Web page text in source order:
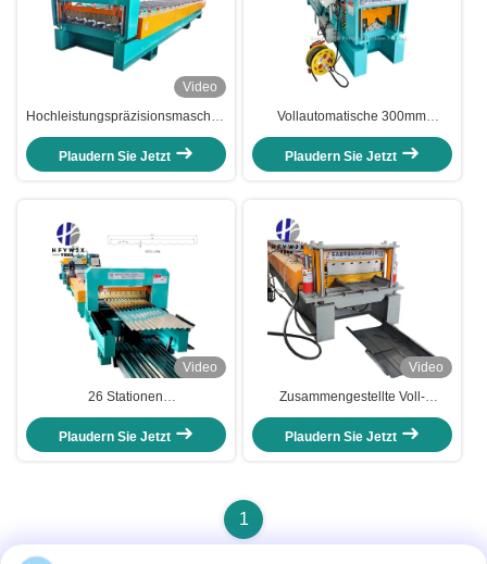
Video
Hochleistungspräzisionsmaschine
für die Trapezform von 1000 mm
mit Energieeinsparfunktionen
Plaudern Sie Jetzt
Vollautomatische 300mm
Fertigbreitengürtel-
Rollformmaschine mit
Hydraulikpresse für
Plaudern Sie Jetzt
Video
26 Stationen
Wellplattenrollenformmaschine
PLC intelligente Steuerung
Plaudern Sie Jetzt
Video
Zusammengestellte Voll-
Automatische 430 Stehende Naht
Roll Former 0-30M/min
Formierschnelligkeit
Plaudern Sie Jetzt
1